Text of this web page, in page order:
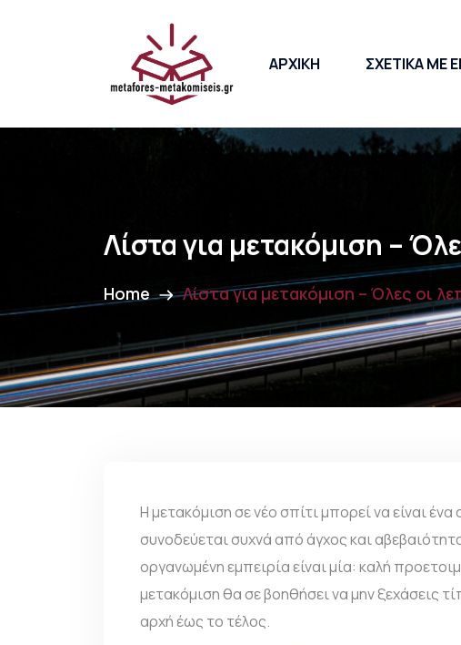
ΑΡΧΙΚΗ ΣΧΕΤΙΚΑ ΜΕ
Λίστα για μετακόμιση –
Home Λίστα για μετακόμιση – Όλες οι
Η μετακόμιση σε νέο σπίτι μπορεί να είναι
συνοδεύεται συχνά από άγχος και
οργανωμένη εμπειρία είναι μία: καλή
μετακόμιση θα σε βοηθήσει να μην ξεχάσεις
αρχή έως το τέλος.